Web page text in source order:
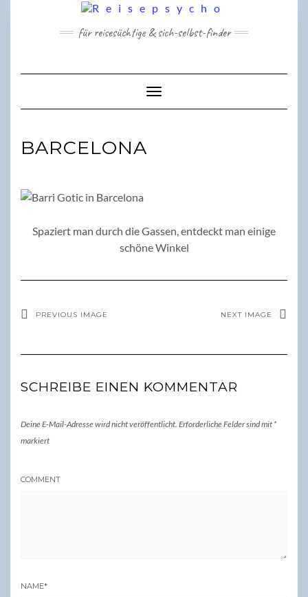
für reisesüchtige & sich-selbst-finder
Toggle Navigation
BARCELONA
Spaziert man durch die Gassen, entdeckt man einige
schöne Winkel
PREVIOUS IMAGE NEXT IMAGE
SCHREIBE EINEN KOMMENTAR
Deine E-Mail-Adresse wird nicht veröffentlicht. Erforderliche Felder sind mit *
markiert
COMMENT
NAME*